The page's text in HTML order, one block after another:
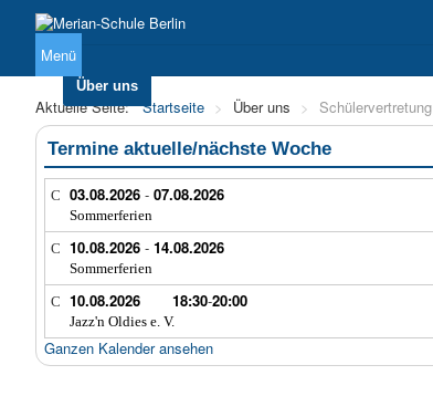
Menü
Über uns
Aktuelle Seite: Startseite > Über uns > Schülervertretung
Termine aktuelle/nächste Woche
03.08.2026 - 07.08.2026
Sommerferien
10.08.2026 - 14.08.2026
Sommerferien
10.08.2026 18:30-20:00
Jazz'n Oldies e. V.
Ganzen Kalender ansehen